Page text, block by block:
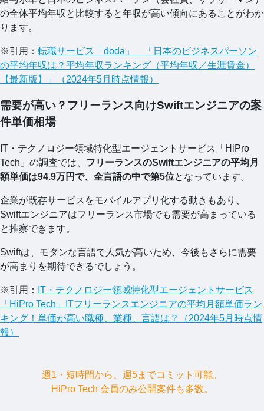
の全体平均年収と比較すると年収が高い傾向にあることがわか
ります。
※引用： 転職サービス「doda」 「日本のビジネスパーソン
の平均年収は？平均年収ランキング（平均年収／生涯賃金）
【最新版】」（2024年5月時点情報）
需要が高い？フリーランス向けSwiftエンジニアの案
件単価相場
IT・テクノロジー領域特化型エージェントサービス「HiPro
Tech」の調査では、 フリーランスのSwiftエンジニアの平均月
額単価は94.9万円で、全言語の中で第5位となっています。
企業が既存サービスをモバイルアプリ化する動きもあり、
Swiftエンジニアはフリーランス市場でも需要が高まっている
と推察できます。
Swiftは、モダンな言語で人気が高いため、今後もさらに需要
が高まりを期待できるでしょう。
※引用：
IT・テクノロジー領域特化型エージェントサービス
「HiPro Tech」ITフリーランスエンジニアの平均月額単価ラン
キング！単価が高い職種、業種、言語は？（2024年5月時点情
報）
週1・短時間から、週5までコミット可能。
HiPro Tech 会員のみ公開案件も多数。